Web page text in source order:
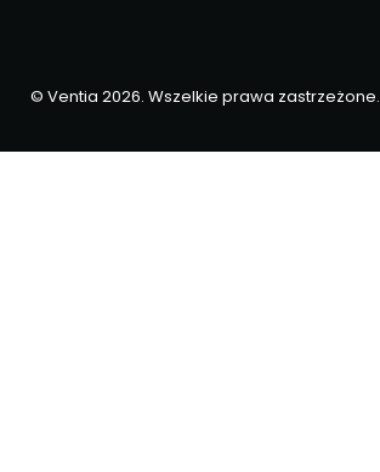
© Ventia 2026. Wszelkie prawa zastrzeżone.